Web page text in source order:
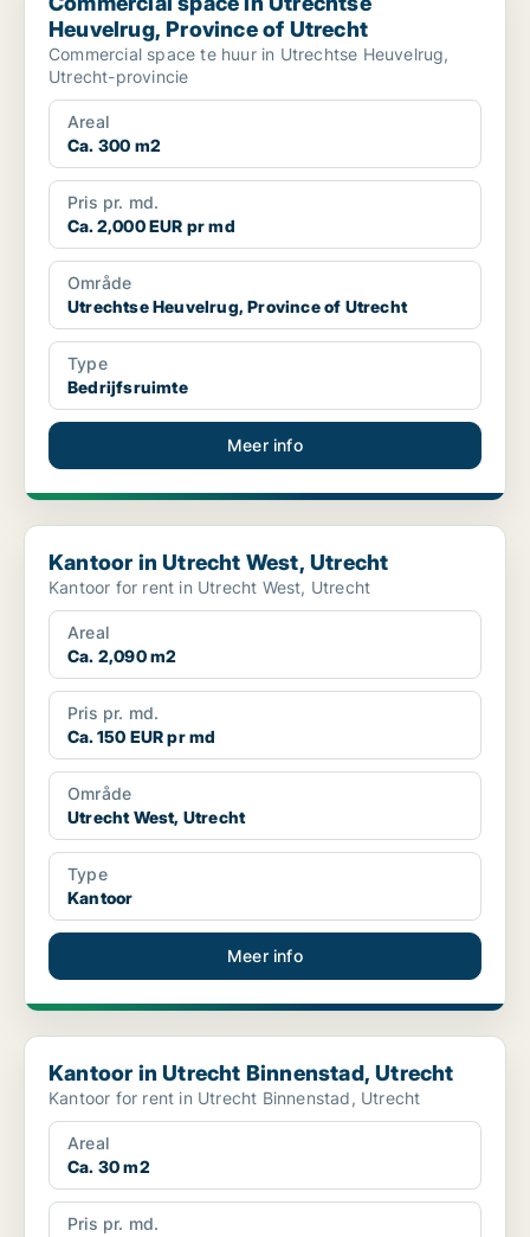
Heuvelrug, Province of Utrecht
Commercial space te huur in Utrechtse Heuvelrug,
Utrecht-provincie
Areal
Ca. 300 m2
Pris pr. md.
Ca. 2,000 EUR pr md
Område
Utrechtse Heuvelrug, Province of Utrecht
Type
Bedrijfsruimte
Meer info
Kantoor in Utrecht West, Utrecht
Kantoor in Utrecht West, Utrecht
Kantoor for rent in Utrecht West, Utrecht
Areal
Ca. 2,090 m2
Pris pr. md.
Ca. 150 EUR pr md
Område
Utrecht West, Utrecht
Type
Kantoor
Meer info
Kantoor in Utrecht Binnenstad, Utrecht
Kantoor in Utrecht Binnenstad, Utrecht
Kantoor for rent in Utrecht Binnenstad, Utrecht
Areal
Ca. 30 m2
Pris pr. md.